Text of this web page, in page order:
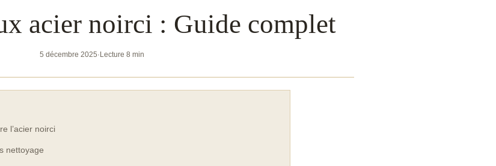
acier noirci : Guide complet
5 décembre 2025· Lecture 8 min
l’acier noirci
nettoyage